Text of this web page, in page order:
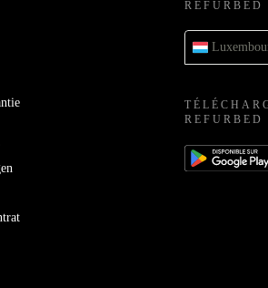
REFURBED
REFURBED